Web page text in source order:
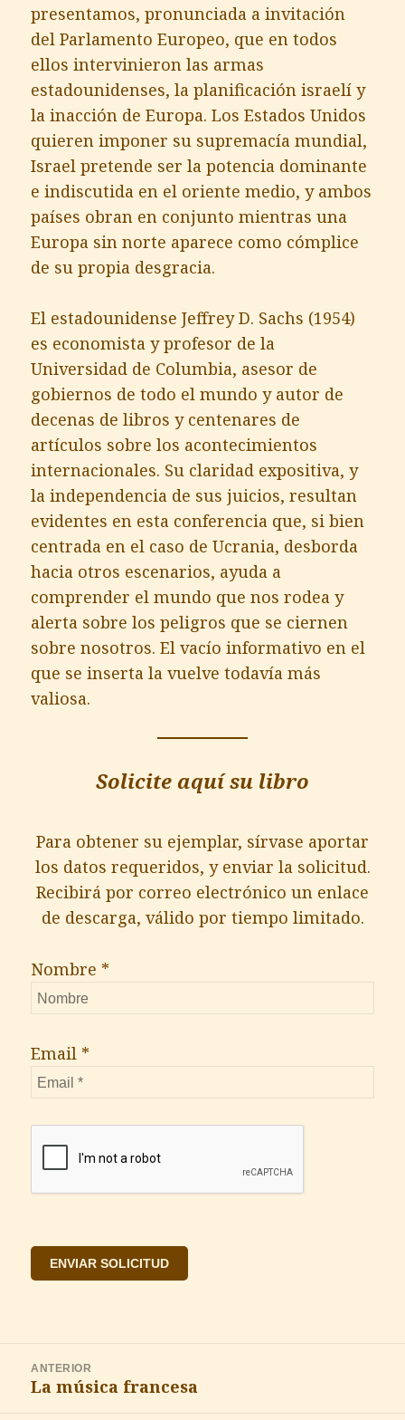
presentamos, pronunciada a invitación
del Parlamento Europeo, que en todos
ellos intervinieron las armas
estadounidenses, la planificación israelí y
la inacción de Europa. Los Estados Unidos
quieren imponer su supremacía mundial,
Israel pretende ser la potencia dominante
e indiscutida en el oriente medio, y ambos
países obran en conjunto mientras una
Europa sin norte aparece como cómplice
de su propia desgracia.
El estadounidense Jeffrey D. Sachs (1954)
es economista y profesor de la
Universidad de Columbia, asesor de
gobiernos de todo el mundo y autor de
decenas de libros y centenares de
artículos sobre los acontecimientos
internacionales. Su claridad expositiva, y
la independencia de sus juicios, resultan
evidentes en esta conferencia que, si bien
centrada en el caso de Ucrania, desborda
hacia otros escenarios, ayuda a
comprender el mundo que nos rodea y
alerta sobre los peligros que se ciernen
sobre nosotros. El vacío informativo en el
que se inserta la vuelve todavía más
valiosa.
Solicite aquí su libro
Para obtener su ejemplar, sírvase aportar
los datos requeridos, y enviar la solicitud.
Recibirá por correo electrónico un enlace
de descarga, válido por tiempo limitado.
Nombre *
Email *
ANTERIOR
Entrada
La música francesa